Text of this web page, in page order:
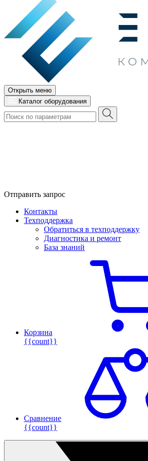
Открыть меню
Каталог оборудования
Отправить запрос
Контакты
Техподдержка
Обратиться в техподдержку
Диагностика и ремонт
База знаний
Корзина
{{count}}
Сравнение
{{count}}